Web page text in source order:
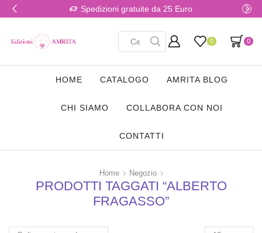
Spedizioni gratuite da 25 Euro
0 0
HOME CATALOGO AMRITA BLOG
CHI SIAMO COLLABORA CON NOI
CONTATTI
Home Negozio
PRODOTTI TAGGATI “ALBERTO
FRAGASSO”